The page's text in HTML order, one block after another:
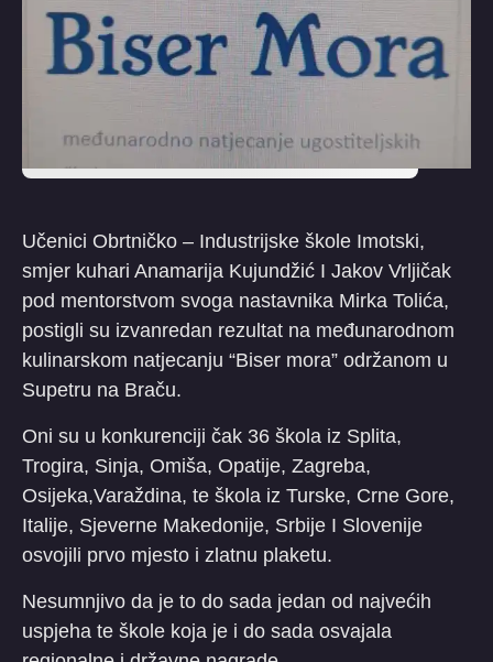
Učenici Obrtničko – Industrijske škole Imotski,
smjer kuhari Anamarija Kujundžić I Jakov Vrljičak
pod mentorstvom svoga nastavnika Mirka Tolića,
postigli su izvanredan rezultat na međunarodnom
kulinarskom natjecanju “Biser mora” održanom u
Supetru na Braču.
Oni su u konkurenciji čak 36 škola iz Splita,
Trogira, Sinja, Omiša, Opatije, Zagreba,
Osijeka,Varaždina, te škola iz Turske, Crne Gore,
Italije, Sjeverne Makedonije, Srbije I Slovenije
osvojili prvo mjesto i zlatnu plaketu.
Nesumnjivo da je to do sada jedan od najvećih
uspjeha te škole koja je i do sada osvajala